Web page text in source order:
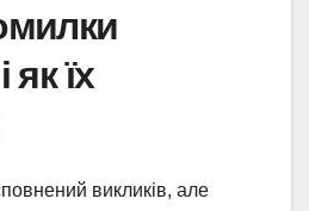
як їх
викликів, але